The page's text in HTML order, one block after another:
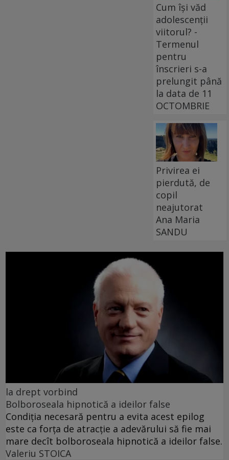
Cum își văd
adolescenții
viitorul? -
Termenul
pentru
înscrieri s-a
prelungit până
la data de 11
OCTOMBRIE
Privirea ei
pierdută, de
copil
neajutorat
Ana Maria
SANDU
la drept vorbind
Bolboroseala hipnotică a ideilor false
Condiția necesară pentru a evita acest epilog
este ca forța de atracție a adevărului să fie mai
mare decît bolboroseala hipnotică a ideilor false.
Valeriu STOICA